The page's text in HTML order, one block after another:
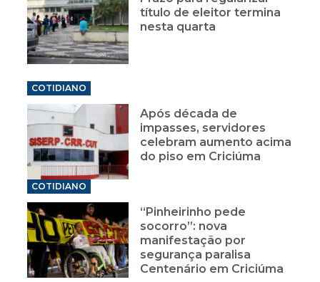
título de eleitor termina
nesta quarta
COTIDIANO
Após década de
impasses, servidores
celebram aumento acima
do piso em Criciúma
COTIDIANO
“Pinheirinho pede
socorro”: nova
manifestação por
segurança paralisa
Centenário em Criciúma